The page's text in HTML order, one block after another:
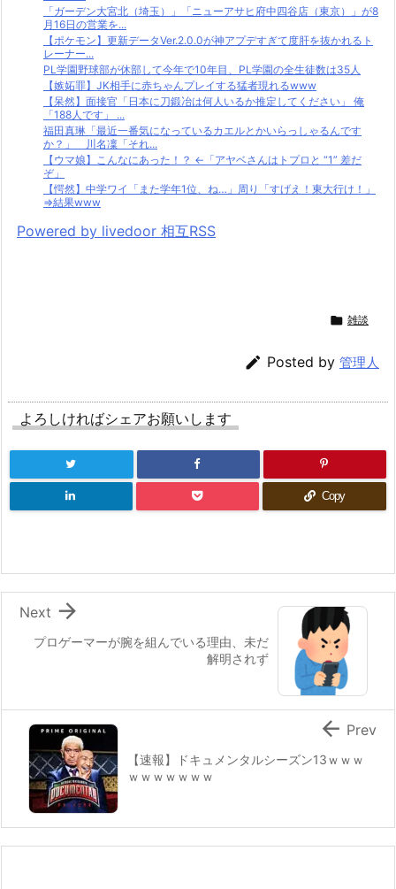
「ガーデン大宮北（埼玉）」「ニューアサヒ府中四谷店（東京）」が8
月16日の営業を...
【ポケモン】更新データVer.2.0.0が神アプデすぎて度肝を抜かれるト
レーナー...
PL学園野球部が休部して今年で10年目、PL学園の全生徒数は35人
【嫉妬罪】JK相手に赤ちゃんプレイする猛者現れるwww
【呆然】面接官「日本に刀鍛冶は何人いるか推定してください」 俺
「188人です」 ...
福田真琳「最近一番気になっているカエルとかいらっしゃるんです
か？」 川名凜「それ...
【ウマ娘】こんなにあった！？ ←「アヤベさんはトプロと “1” 差だ
ぞ」
【愕然】中学ワイ「また学年1位、ね…」周り「すげえ！東大行け！」
⇒結果www
Powered by livedoor 相互RSS
 雑談
 Posted by 管理人
よろしければシェアお願いします
Copy
プロゲーマーが腕を組んでいる理由、未だ
解明されず

Next
【速報】ドキュメンタルシーズン13ｗｗｗ
ｗｗｗｗｗｗｗ
 Prev